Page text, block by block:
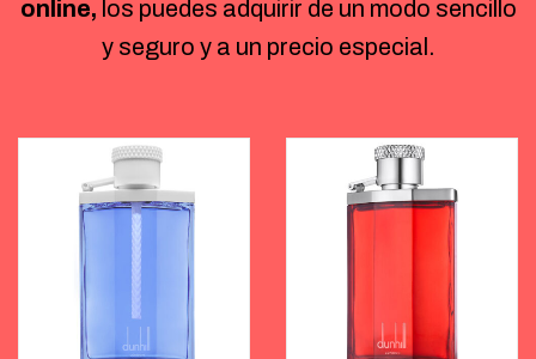
online, los puedes adquirir de un modo sencillo
y seguro y a un precio especial.